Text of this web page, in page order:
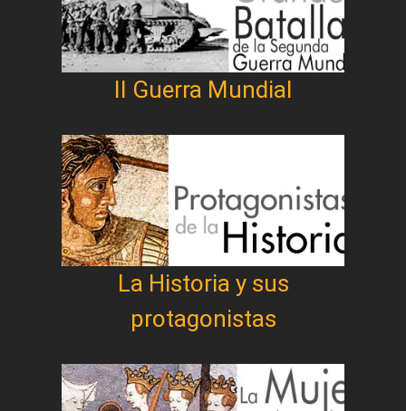
II Guerra Mundial
La Historia y sus
protagonistas